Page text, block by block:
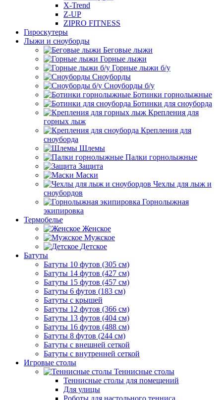
X-Trend
Z-UP
ZIPRO FITNESS
Гироскутеры
Лыжи и сноуборды
Беговые лыжи
Горные лыжи
Горные лыжи б/у
Сноуборды
Сноуборды б/у
Ботинки горнолыжные
Ботинки для сноуборда
Крепления для
горных лыж
Крепления для
сноуборда
Шлемы
Палки горнолыжные
Защита
Маски
Чехлы для лыж и
сноубордов
Горнолыжная
экипировка
Термобелье
Женское
Мужское
Детское
Батуты
Батуты 10 футов (305 см)
Батуты 14 футов (427 см)
Батуты 15 футов (457 см)
Батуты 6 футов (183 см)
Батуты с крышей
Батуты 12 футов (366 см)
Батуты 13 футов (404 см)
Батуты 16 футов (488 см)
Батуты 8 футов (244 см)
Батуты с внешней сеткой
Батуты с внутренней сеткой
Игровые столы
Теннисные столы
Теннисные столы для помещений
Для улицы
Роботы для настольного тенниса